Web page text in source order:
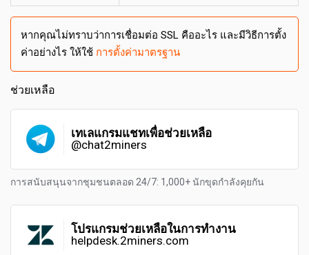
หากคุณไม่ทราบว่าการเชื่อมต่อ SSL คืออะไร และมีวิธีการตั้ง
ค่าอย่างไร ให้ใช้ การตั้งค่ามาตรฐาน
ช่วยเหลือ
เทเลแกรมแชทเพื่อช่วยเหลือ
@chat2miners
การสนับสนุนจากชุมชนตลอด 24/7: 1,000+ นักขุดกำลังคุยกัน
โปรแกรมช่วยเหลือในการทำงาน
helpdesk.2miners.com